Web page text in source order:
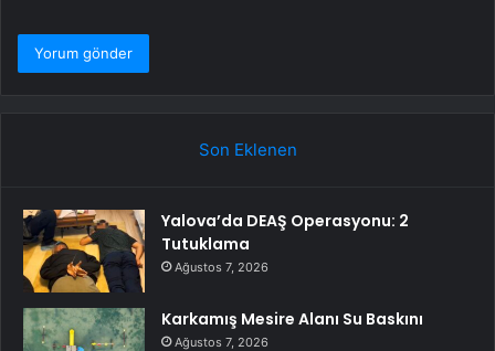
Son Eklenen
Yalova’da DEAŞ Operasyonu: 2
Tutuklama
Ağustos 7, 2026
Karkamış Mesire Alanı Su Baskını
Ağustos 7, 2026